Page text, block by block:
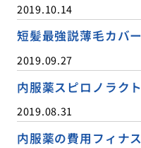
2019.10.14
短髪最強説薄毛カバ
2019.09.27
内服薬スピロノラク
2019.08.31
内服薬の費用フィナ